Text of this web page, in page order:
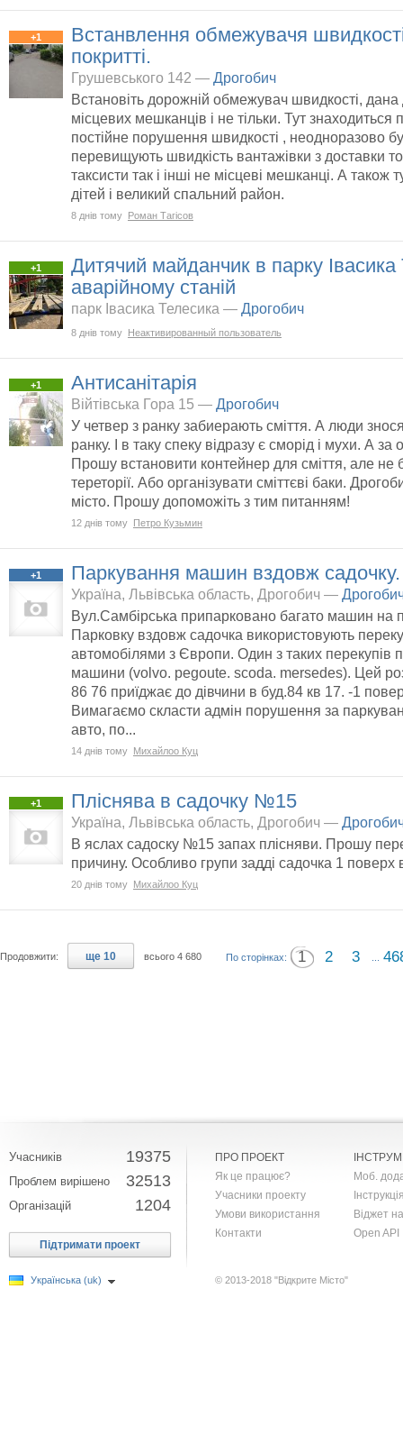
+1
Встанвлення обмежувачя
покритті.
Грушевського 142 — Дрогобич
Встановіть дорожній обмежувач швидкості,
місцевих мешканців і не тільки. Тут
постійне порушення швидкості , неодноразово
перевищують швидкість вантажівки з доставки
таксисти так і інші не місцеві мешканці. А також
дітей і великий спальний район.
8 днів тому Роман Тагісов
+1
Дитячий майданчик в парку Івасика
аварійному станій
парк Івасика Телесика — Дрогобич
8 днів тому Неактивированный пользователь
+1 Антисанітарія
Війтівська Гора 15 — Дрогобич
У четвер з ранку забиерають сміття. А люди
ранку. І в таку спеку відразу є сморід і мухи. А за
Прошу встановити контейнер для сміття, але не
тереторії. Або організувати сміттєві баки.
місто. Прошу допоможіть з тим питанням!
12 днів тому Петро Кузьмин
+1 Паркування машин вздовж садочку.
Україна, Львівська область, Дрогобич —
Вул.Самбірська припарковано багато машин на
Парковку вздовж садочка використовують
автомобілями з Європи. Один з таких перекупів
машини (volvo. pegoute. scoda. mersedes). Цей
86 76 приїджає до дівчини в буд.84 кв 17. -1
Вимагаємо скласти адмін порушення за
авто, по...
14 днів тому Михайлоо Куц
+1 Пліснява в садочку №15
Україна, Львівська область, Дрогобич —
В яслах садоску №15 запах плісняви. Прошу
причину. Особливо групи задді садочка 1 поверх
20 днів тому Михайлоо Куц
Продовжити: ще 10 всього 4 680 По сторінках: 1 2 3
Учасників 19375
Проблем вирішено 32513
Організацій 1204
Підтримати проект
ПРО ПРОЕКТ
Як це працює?
Учасники проекту
Умови використання
Контакти
Моб.
Віджет
Open API
Українська (uk) © 2013-2018 "Відкрите Місто"